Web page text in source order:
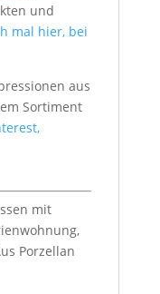
und
mal hier, bei
aus
Sortiment
mit
Porzellan